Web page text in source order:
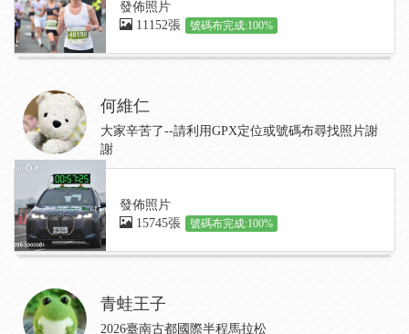
發佈照片
11152張
號碼布完成:100%
何維仁
大家辛苦了--請利用GPX定位或號碼布尋找照片謝
謝
發佈照片
15745張
號碼布完成:100%
青蛙王子
2026臺南古都國際半程馬拉松